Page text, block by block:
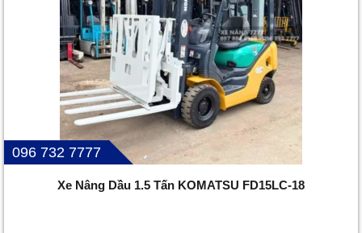
096 732 7777
Xe Nâng Dầu 1.5 Tấn KOMATSU FD15LC-18